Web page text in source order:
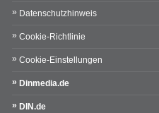
Datenschutzhinweis
Cookie-Richtlinie
Cookie-Einstellungen
Dinmedia.de
DIN.de